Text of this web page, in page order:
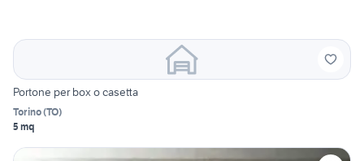
Portone per box o casetta
Torino(TO)
5 mq